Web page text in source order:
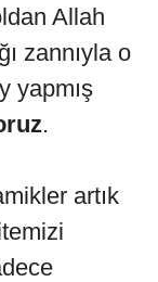
Allah
zannıyla o
yapmış
.
artık